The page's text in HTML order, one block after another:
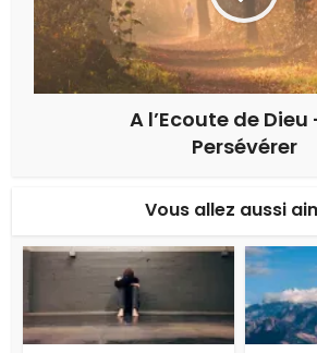
A l’Ecoute de Dieu
Persévérer
Vous allez aussi